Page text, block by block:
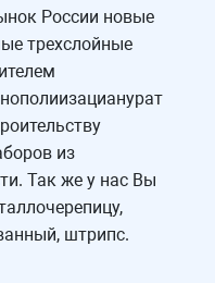
России новые
трехслойные
из
Так же у нас Вы
штрипс.